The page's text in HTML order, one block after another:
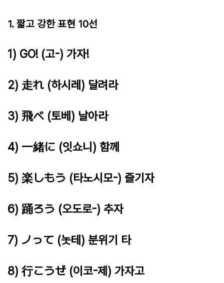
1. 짧고 강한 표현 10선
1) GO! (고-) 가자!
2) 走れ (하시레) 달려라
3) 飛べ (토베) 날아라
4) 一緒に (잇쇼니) 함께
5) 楽しもう (타노시모-) 즐기자
6) 踊ろう (오도로-) 추자
7) ノって (놋테) 분위기 타
8) 行こうぜ (이코-제) 가자고